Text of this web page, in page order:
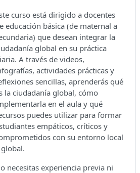
curso está dirigido a docentes
educación básica (de maternal a
que desean integrar la
global en su práctica
A través de videos,
actividades prácticas y
sencillas, aprenderás qué
la ciudadanía global, cómo
en el aula y qué
puedes utilizar para formar
empáticos, críticos y
con su entorno local
necesitas experiencia previa ni